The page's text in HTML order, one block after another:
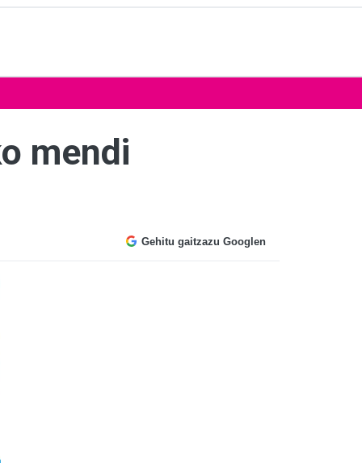
mendi
Gehitu gaitzazu Googlen